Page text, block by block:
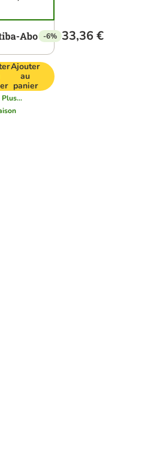
-6% 33,36 €
Ajouter
au
panier
Plus...